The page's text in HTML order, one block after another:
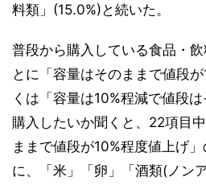
料類」(15.0%)と続いた。
普段から購入している食品・
とに「容量はそのままで値段
くは「容量は10%程減で値段
購入したいか聞くと、22項目
ままで値段が10%程度値上げ
に、「米」「卵」「酒類(ノン